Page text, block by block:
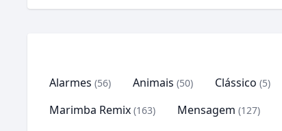
Alarmes (56) Animais (50) Clássico (5)
Marimba Remix (163) Mensagem (127)